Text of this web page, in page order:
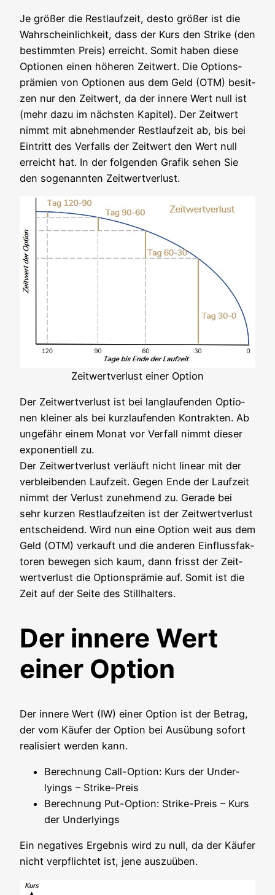
Je grö­ßer die Rest­lauf­zeit, des­to grö­ßer ist die
Wahr­schein­lich­keit, dass der Kurs den Strike (den
bestimm­ten Preis) erreicht. Somit haben die­se
Optio­nen einen höhe­ren Zeit­wert. Die Opti­ons­
prä­mi­en von Optio­nen aus dem Geld (OTM) besit­
zen nur den Zeit­wert, da der inne­re Wert null ist
(mehr dazu im nächs­ten Kapi­tel). Der Zeit­wert
nimmt mit abneh­men­der Rest­lauf­zeit ab, bis bei
Ein­tritt des Ver­falls der Zeit­wert den Wert null
erreicht hat. In der fol­gen­den Gra­fik sehen Sie
den soge­nann­ten Zeitwertverlust.
Zeit­wert­ver­lust einer Option
Der Zeit­wert­ver­lust ist bei lang­lau­fen­den Optio­
nen klei­ner als bei kurz­lau­fen­den Kon­trak­ten. Ab
unge­fähr einem Monat vor Ver­fall nimmt die­ser
expo­nen­ti­ell zu.
Der Zeit­wert­ver­lust ver­läuft nicht line­ar mit der
ver­blei­ben­den Lauf­zeit. Gegen Ende der Lauf­zeit
nimmt der Ver­lust zuneh­mend zu. Gera­de bei
sehr kur­zen Rest­lauf­zei­ten ist der Zeit­wert­ver­lust
ent­schei­dend. Wird nun eine Opti­on weit aus dem
Geld (OTM) ver­kauft und die ande­ren Ein­fluss­fak­
to­ren bewe­gen sich kaum, dann frisst der Zeit­
wert­ver­lust die Opti­ons­prä­mie auf. Somit ist die
Zeit auf der Sei­te des Stillhalters.
Der innere Wert
einer Option
Der inne­re Wert (IW) einer Opti­on ist der Betrag,
der vom Käu­fer der Opti­on bei Aus­übung sofort
rea­li­siert wer­den kann.
Berech­nung Call-Opti­on: Kurs der Under­
lyings – Strike-Preis
Berech­nung Put-Opti­on: Strike-Preis – Kurs
der Underlyings
Ein nega­ti­ves Ergeb­nis wird zu null, da der Käu­fer
nicht ver­pflich­tet ist, jene auszuüben.